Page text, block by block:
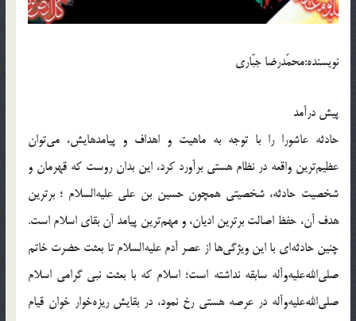
نويسنده:محمّدرضا جبّاری
پیش درآمد
حادثه عاشورا را با توجه به ماهیت و اهداف و پیامدهایش، می‌توان
عظیم‌ترین واقعه در نظام هستی برآورد کرد، این بدان روست که قهرمان و
شخصیت حادثه، شخصیتی همچون حسین بن علی علیه‌السلام ؛ برترین
هدف آن، حفظ اصالت برترین ادیان، و مهم‌ترین پیامد آن بقای اسلام است.
چنین حادثه‌ای با این ویژگی‌ها از عصر آدم علیه‌السلام تا بعثت حضرت خاتم
صلی‌الله‌علیه‌و‌آله سابقه نداشته است؛ اسلام که با بعثت نبی گرامی اسلام
صلی‌الله‌علیه‌و‌آله در عرصه هستی رخ نمود، در بقایش ریزه‌خوار خوان قیام